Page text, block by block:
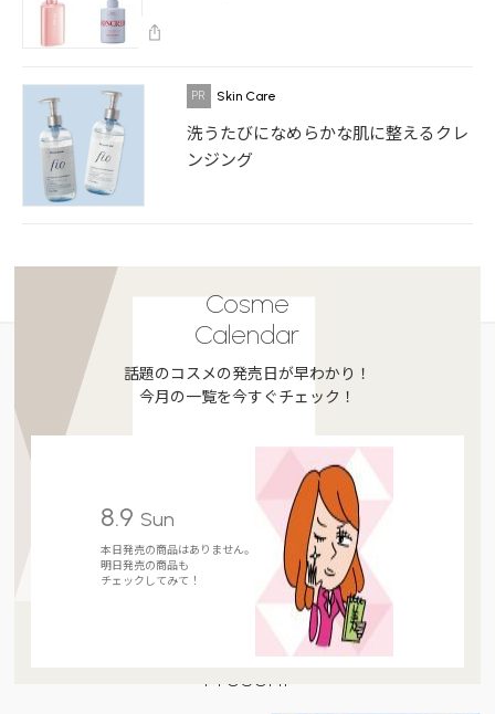
Skin Care
洗うたびになめらかな肌に整えるクレ
ンジング
Cosme
Calendar
話題のコスメの発売日が早わかり！
今月の一覧を今すぐチェック！
8.9 Sun
本日発売の商品はありません。
明日発売の商品も
チェックしてみて！
Present